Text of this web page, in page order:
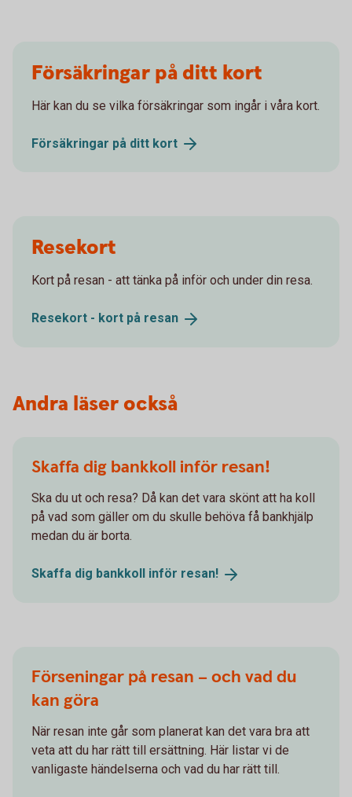
Försäkringar på ditt kort
Här kan du se vilka försäkringar som ingår i våra kort.
Försäkringar på ditt kort
Resekort
Kort på resan - att tänka på inför och under din resa.
Resekort - kort på resan
Andra läser också
Skaffa dig bankkoll inför resan!
Ska du ut och resa? Då kan det vara skönt att ha koll
på vad som gäller om du skulle behöva få bankhjälp
medan du är borta.
Skaffa dig bankkoll inför resan!
Förseningar på resan – och vad du
kan göra
När resan inte går som planerat kan det vara bra att
veta att du har rätt till ersättning. Här listar vi de
vanligaste händelserna och vad du har rätt till.